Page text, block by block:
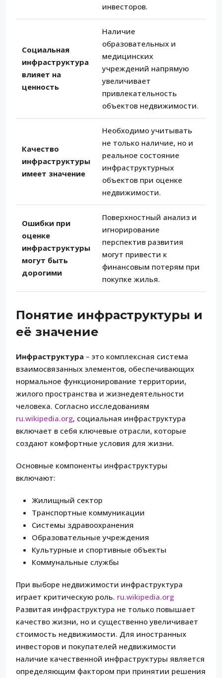
инвесторов.
Социальная
инфраструктура
влияет на
ценность
Наличие
образовательных и
медицинских
учреждений напрямую
увеличивает
привлекательность
объектов недвижимости.
Качество
инфраструктуры
имеет значение
Необходимо учитывать
не только наличие, но и
реальное состояние
инфраструктурных
объектов при оценке
недвижимости.
Ошибки при
оценке
инфраструктуры
могут быть
дорогими
Поверхностный анализ и
игнорирование
перспектив развития
могут привести к
финансовым потерям при
покупке жилья.
Понятие инфраструктуры и
её значение
Инфраструктура – это комплексная система
взаимосвязанных элементов, обеспечивающих
нормальное функционирование территории,
жилого пространства и жизнедеятельности
человека. Согласно исследованиям
ru.wikipedia.org, социальная инфраструктура
включает в себя ключевые отрасли, которые
создают комфортные условия для жизни.
Основные компоненты инфраструктуры
включают:
Жилищный сектор
Транспортные коммуникации
Системы здравоохранения
Образовательные учреждения
Культурные и спортивные объекты
Коммунальные службы
При выборе недвижимости инфраструктура
играет критическую роль. ru.wikipedia.org
Развитая инфраструктура не только повышает
качество жизни, но и существенно увеличивает
стоимость недвижимости. Для иностранных
инвесторов и покупателей недвижимости
наличие качественной инфраструктуры является
определяющим фактором при принятии решения